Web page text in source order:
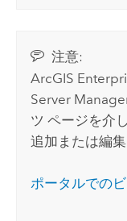
注意:
ArcGIS
Server
ツ ページを介
追加または編
ポータルでの